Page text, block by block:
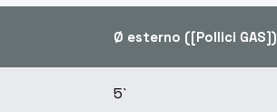
Ø esterno ([Pollici GAS])
5`